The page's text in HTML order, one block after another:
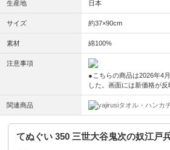
生産地 日本
サイズ 約37×90cm
素材 綿100%
注意事項
●こちらの商品は2026年4
した。画面には新価格が反
関連商品 タオル・ハンカ
てぬぐい 350 三世大谷鬼次の奴江戸